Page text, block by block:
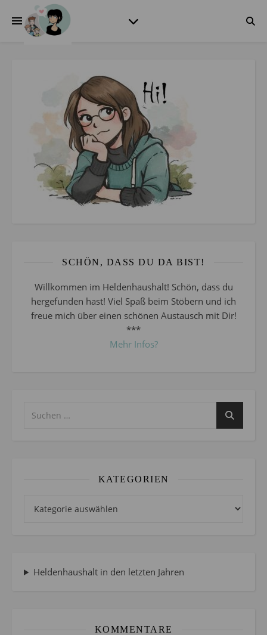
SCHÖN, DASS DU DA BIST!
Willkommen im Heldenhaushalt! Schön, dass du
hergefunden hast! Viel Spaß beim Stöbern und ich
freue mich über einen schönen Austausch mit Dir!
***
Mehr Infos?
KATEGORIEN
Heldenhaushalt in den letzten Jahren
KOMMENTARE